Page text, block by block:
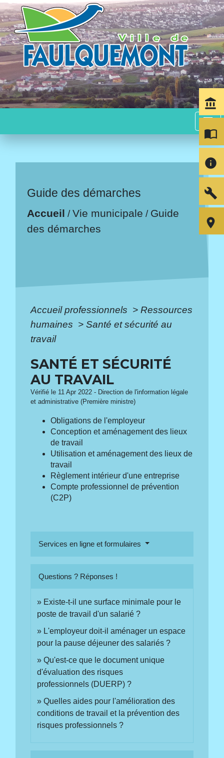
menu
Guide des démarches
Accueil /Vie municipale / Guide
des démarches
Accueil professionnels > Ressources
humaines > Santé et sécurité au
travail
SANTÉ ET SÉCURITÉ
AU TRAVAIL
Vérifié le 11 Apr 2022 - Direction de l'information légale
et administrative (Première ministre)
Obligations de l'employeur
Conception et aménagement des lieux
de travail
Utilisation et aménagement des lieux de
travail
Règlement intérieur d'une entreprise
Compte professionnel de prévention
(C2P)
Services en ligne et formulaires
Questions ? Réponses !
Existe-t-il une surface minimale pour le
poste de travail d'un salarié ?
L'employeur doit-il aménager un espace
pour la pause déjeuner des salariés ?
Qu'est-ce que le document unique
d'évaluation des risques
professionnels (DUERP) ?
Quelles aides pour l'amélioration des
conditions de travail et la prévention des
risques professionnels ?
account_balance
import_contacts
info
build
room